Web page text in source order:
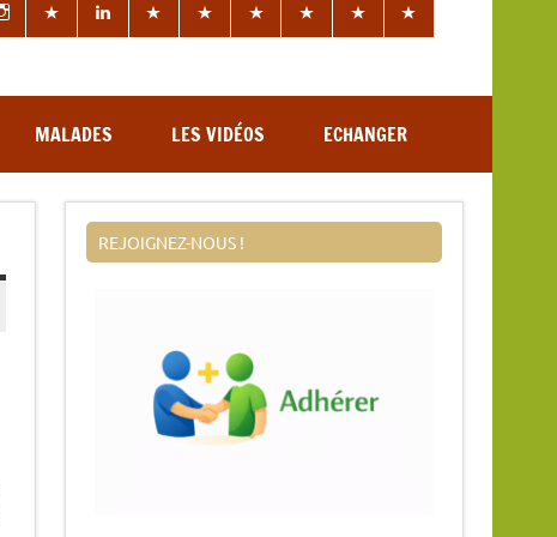
MALADES LES VIDÉOS ECHANGER
REJOIGNEZ-NOUS !